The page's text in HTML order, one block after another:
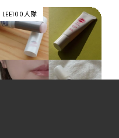
ューvol.6・2026】
LEE100人隊